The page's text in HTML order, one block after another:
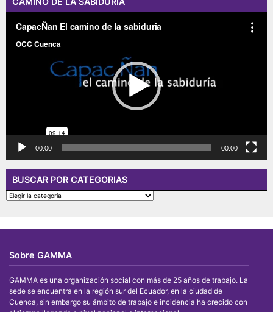
00:00 00:00
BUSCAR POR CATEGORIAS
BUSCAR
Sobre GAMMA
GAMMA es una organización social con más de 25 años de trabajo. La
sede se encuentra en la región sur del Ecuador, en la ciudad de
Cuenca, sin embargo su ámbito de trabajo e incidencia ha crecido con